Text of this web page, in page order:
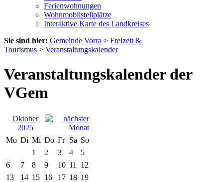
Ferienwohnungen
Wohnmobilstellplätze
Interaktive Karte des Landkreises
Sie sind hier: Gemeinde Vorra > Freizeit &
Tourismus > Veranstaltungskalender
Veranstaltungskalender der
VGem
Oktober
2025
Mo Di Mi Do Fr Sa So
1
2 3 4
5
6
7 8 9 10 11
12
13
14 15 16 17 18 19